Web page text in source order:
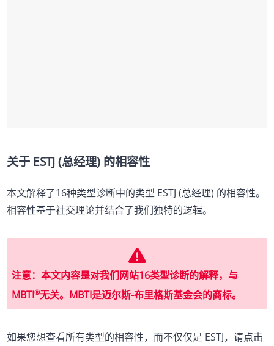
关于 ESTJ (总经理) 的相容性
本文解释了16种类型诊断中的类型 ESTJ (总经理) 的相容性。
相容性基于社交理论并结合了我们独特的逻辑。
注意：本文内容是对我们网站16类型诊断的解释，与
MBTI®无关。MBTI是迈尔斯-布里格斯基金会的商标。
如果您想查看所有类型的相容性，而不仅仅是 ESTJ，请点击